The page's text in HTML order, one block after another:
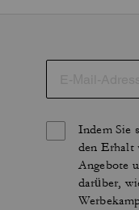
Indem Sie
den Erhalt
Angebote
darüber,